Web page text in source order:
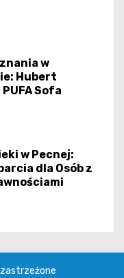
w
Hubert
Sofa
w Pecnej:
dla Osób z